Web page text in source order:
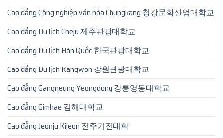
Cao đẳng Công nghiệp văn hóa Chungkang 청강문화산업대학교
Cao đẳng Du lịch Cheju 제주관광대학교
Cao đẳng Du lịch Hàn Quốc 한국관광대학교
Cao đẳng Du lịch Kangwon 강원관광대학교
Cao đẳng Gangneung Yeongdong 강릉영동대학교
Cao đẳng Gimhae 김해대학교
Cao đẳng Jeonju Kijeon 전주기전대학